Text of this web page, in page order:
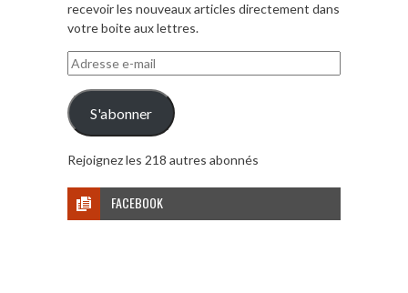
recevoir les nouveaux articles directement dans
votre boite aux lettres.
Adresse
e-
mail
S'abonner
Rejoignez les 218 autres abonnés
FACEBOOK